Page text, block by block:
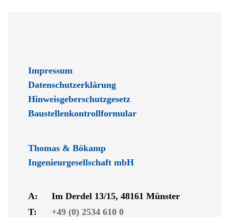
Impressum
Datenschutzerklärung
Hinweisgeberschutzgesetz
Baustellenkontrollformular
Thomas & Bökamp
Ingenieurgesellschaft mbH
A:
Im Derdel 13/15, 48161 Münster
T:
+49 (0) 2534 610 0